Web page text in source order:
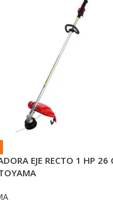
EJE RECTO 1 HP 26